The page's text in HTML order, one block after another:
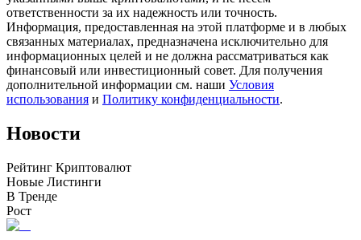
Станьте копи-трейдером
Наслаждайтесь распределением прибыли и комиссиями
за копи-трейдинг
ответственности за их надежность или точность.
Информация, предоставленная на этой платформе и в любых
связанных материалах, предназначена исключительно для
информационных целей и не должна рассматриваться как
финансовый или инвестиционный совет. Для получения
дополнительной информации см. наши Условия
использования и Политику конфиденциальности.
Новости
Рейтинг Криптовалют
Новые Листинги
В Тренде
Рост